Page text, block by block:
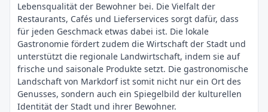
Lebensqualität der Bewohner bei. Die Vielfalt der
Restaurants, Cafés und Lieferservices sorgt dafür, dass
für jeden Geschmack etwas dabei ist. Die lokale
Gastronomie fördert zudem die Wirtschaft der Stadt und
unterstützt die regionale Landwirtschaft, indem sie auf
frische und saisonale Produkte setzt. Die gastronomische
Landschaft von Markdorf ist somit nicht nur ein Ort des
Genusses, sondern auch ein Spiegelbild der kulturellen